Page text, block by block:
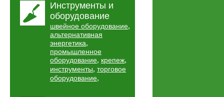
Инструменты и
оборудование
швейное оборудование,
альтернативная
энергетика,
промышленное
оборудование, крепеж,
инструменты, торговое
оборудование,